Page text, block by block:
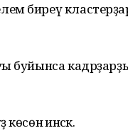
биреү
кадрҙарҙы
инәсәк.